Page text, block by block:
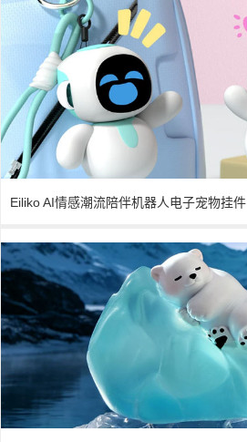
Eiliko AI情感潮流陪伴机器人电子宠物挂件